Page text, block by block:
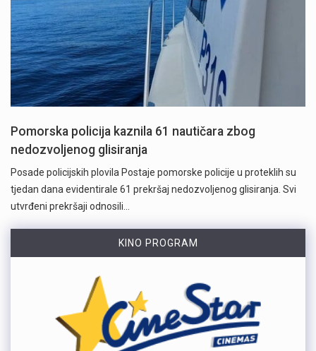
Pomorska policija kaznila 61 nautičara zbog
nedozvoljenog glisiranja
Posade policijskih plovila Postaje pomorske policije u proteklih su
tjedan dana evidentirale 61 prekršaj nedozvoljenog glisiranja. Svi
utvrđeni prekršaji odnosili…
KINO PROGRAM